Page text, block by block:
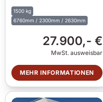
1500 kg
6760mm / 2300mm / 2630mm
27.900,- €
MwSt. ausweisbar
MEHR INFORMATIONEN